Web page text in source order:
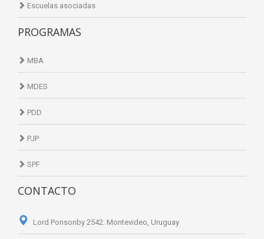
Escuelas asociadas
PROGRAMAS
MBA
MDES
PDD
PJP
SPF
CONTACTO
Lord Ponsonby 2542. Montevideo, Uruguay